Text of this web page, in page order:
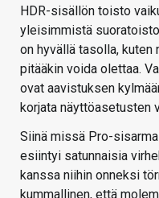
HDR-sisällön toisto
yleisimmistä
on hyvällä tasolla,
pitääkin voida olettaa.
ovat aavistuksen
korjata näyttöasetusten
Siinä missä Pro-
esiintyi satunnaisia
kanssa niihin onneksi
kummallinen, että